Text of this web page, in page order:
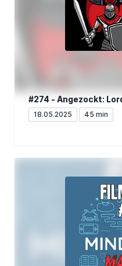
#274 - Angezockt:
18.05.2025 45 min